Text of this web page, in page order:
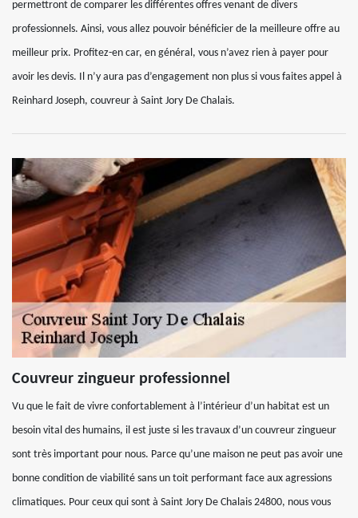
permettront de comparer les différentes offres venant de divers
professionnels. Ainsi, vous allez pouvoir bénéficier de la meilleure offre au
meilleur prix. Profitez-en car, en général, vous n’avez rien à payer pour
avoir les devis. Il n’y aura pas d’engagement non plus si vous faites appel à
Reinhard Joseph, couvreur à Saint Jory De Chalais.
Couvreur zingueur professionnel
Vu que le fait de vivre confortablement à l’intérieur d’un habitat est un
besoin vital des humains, il est juste si les travaux d’un couvreur zingueur
sont très important pour nous. Parce qu’une maison ne peut pas avoir une
bonne condition de viabilité sans un toit performant face aux agressions
climatiques. Pour ceux qui sont à Saint Jory De Chalais 24800, nous vous